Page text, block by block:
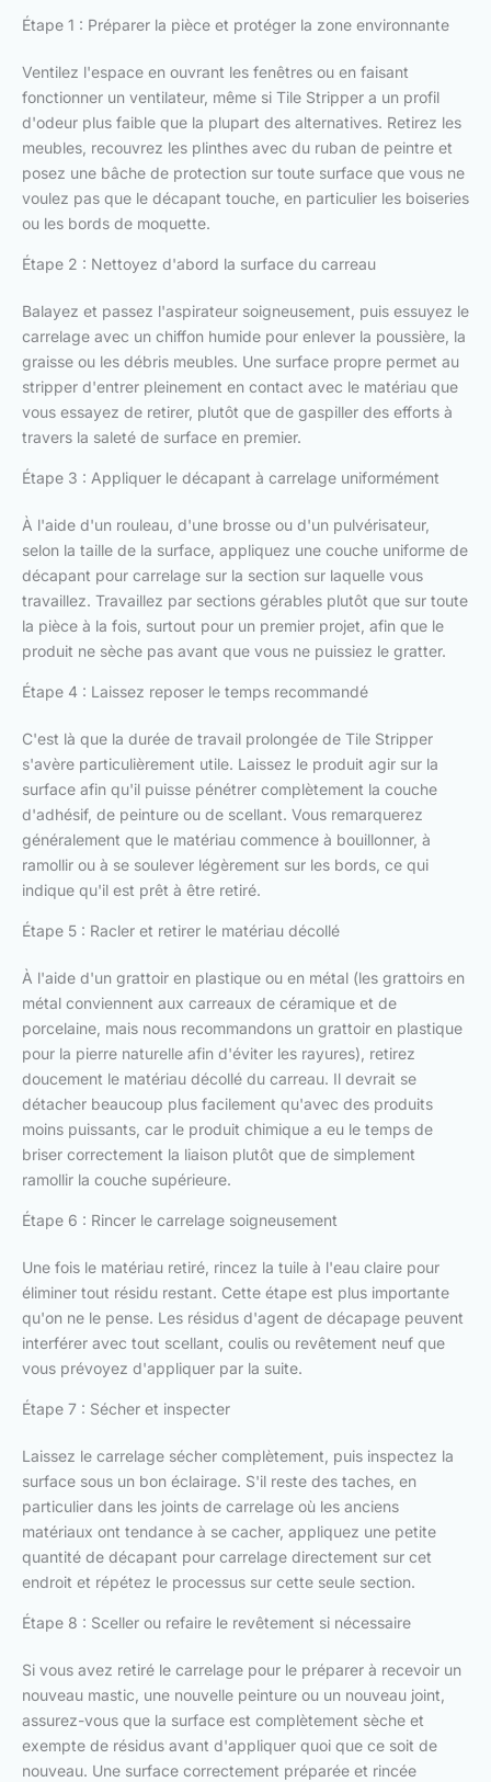
Étape 1 : Préparer la pièce et protéger la zone environnante
Ventilez l'espace en ouvrant les fenêtres ou en faisant
fonctionner un ventilateur, même si Tile Stripper a un profil
d'odeur plus faible que la plupart des alternatives. Retirez les
meubles, recouvrez les plinthes avec du ruban de peintre et
posez une bâche de protection sur toute surface que vous ne
voulez pas que le décapant touche, en particulier les boiseries
ou les bords de moquette.
Étape 2 : Nettoyez d'abord la surface du carreau
Balayez et passez l'aspirateur soigneusement, puis essuyez le
carrelage avec un chiffon humide pour enlever la poussière, la
graisse ou les débris meubles. Une surface propre permet au
stripper d'entrer pleinement en contact avec le matériau que
vous essayez de retirer, plutôt que de gaspiller des efforts à
travers la saleté de surface en premier.
Étape 3 : Appliquer le décapant à carrelage uniformément
À l'aide d'un rouleau, d'une brosse ou d'un pulvérisateur,
selon la taille de la surface, appliquez une couche uniforme de
décapant pour carrelage sur la section sur laquelle vous
travaillez. Travaillez par sections gérables plutôt que sur toute
la pièce à la fois, surtout pour un premier projet, afin que le
produit ne sèche pas avant que vous ne puissiez le gratter.
Étape 4 : Laissez reposer le temps recommandé
C'est là que la durée de travail prolongée de Tile Stripper
s'avère particulièrement utile. Laissez le produit agir sur la
surface afin qu'il puisse pénétrer complètement la couche
d'adhésif, de peinture ou de scellant. Vous remarquerez
généralement que le matériau commence à bouillonner, à
ramollir ou à se soulever légèrement sur les bords, ce qui
indique qu'il est prêt à être retiré.
Étape 5 : Racler et retirer le matériau décollé
À l'aide d'un grattoir en plastique ou en métal (les grattoirs en
métal conviennent aux carreaux de céramique et de
porcelaine, mais nous recommandons un grattoir en plastique
pour la pierre naturelle afin d'éviter les rayures), retirez
doucement le matériau décollé du carreau. Il devrait se
détacher beaucoup plus facilement qu'avec des produits
moins puissants, car le produit chimique a eu le temps de
briser correctement la liaison plutôt que de simplement
ramollir la couche supérieure.
Étape 6 : Rincer le carrelage soigneusement
Une fois le matériau retiré, rincez la tuile à l'eau claire pour
éliminer tout résidu restant. Cette étape est plus importante
qu'on ne le pense. Les résidus d'agent de décapage peuvent
interférer avec tout scellant, coulis ou revêtement neuf que
vous prévoyez d'appliquer par la suite.
Étape 7 : Sécher et inspecter
Laissez le carrelage sécher complètement, puis inspectez la
surface sous un bon éclairage. S'il reste des taches, en
particulier dans les joints de carrelage où les anciens
matériaux ont tendance à se cacher, appliquez une petite
quantité de décapant pour carrelage directement sur cet
endroit et répétez le processus sur cette seule section.
Étape 8 : Sceller ou refaire le revêtement si nécessaire
Si vous avez retiré le carrelage pour le préparer à recevoir un
nouveau mastic, une nouvelle peinture ou un nouveau joint,
assurez-vous que la surface est complètement sèche et
exempte de résidus avant d'appliquer quoi que ce soit de
nouveau. Une surface correctement préparée et rincée